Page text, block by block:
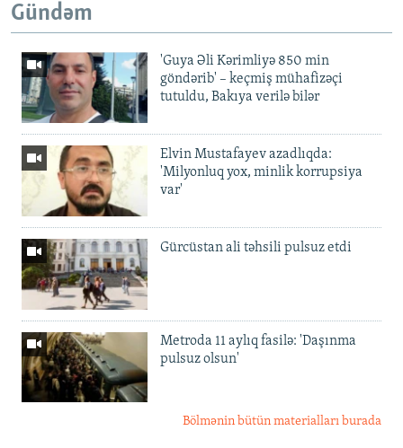
Gündəm
'Guya Əli Kərimliyə 850 min
göndərib' – keçmiş mühafizəçi
tutuldu, Bakıya verilə bilər
Elvin Mustafayev azadlıqda:
'Milyonluq yox, minlik korrupsiya
var'
Gürcüstan ali təhsili pulsuz etdi
Metroda 11 aylıq fasilə: 'Daşınma
pulsuz olsun'
Bölmənin bütün materialları burada